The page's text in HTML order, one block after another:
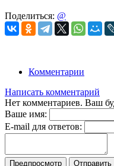
Поделиться: @
Комментарии
Написать комментарий
Нет комментариев. Ваш
Ваше имя:
E-mail для ответов:
Предпросмотр Отправить